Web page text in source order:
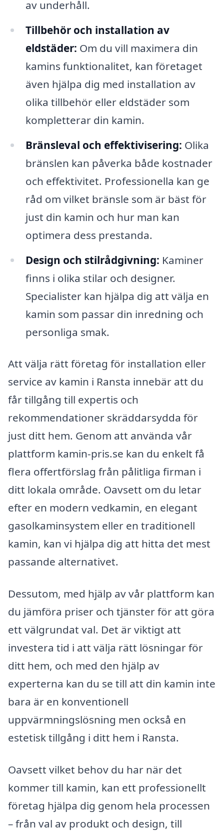
av underhåll.
Tillbehör och installation av
eldstäder: Om du vill maximera din
kamins funktionalitet, kan företaget
även hjälpa dig med installation av
olika tillbehör eller eldstäder som
kompletterar din kamin.
Bränsleval och effektivisering: Olika
bränslen kan påverka både kostnader
och effektivitet. Professionella kan ge
råd om vilket bränsle som är bäst för
just din kamin och hur man kan
optimera dess prestanda.
Design och stilrådgivning: Kaminer
finns i olika stilar och designer.
Specialister kan hjälpa dig att välja en
kamin som passar din inredning och
personliga smak.
Att välja rätt företag för installation eller
service av kamin i Ransta innebär att du
får tillgång till expertis och
rekommendationer skräddarsydda för
just ditt hem. Genom att använda vår
plattform kamin-pris.se kan du enkelt få
flera offertförslag från pålitliga firman i
ditt lokala område. Oavsett om du letar
efter en modern vedkamin, en elegant
gasolkaminsystem eller en traditionell
kamin, kan vi hjälpa dig att hitta det mest
passande alternativet.
Dessutom, med hjälp av vår plattform kan
du jämföra priser och tjänster för att göra
ett välgrundat val. Det är viktigt att
investera tid i att välja rätt lösningar för
ditt hem, och med den hjälp av
experterna kan du se till att din kamin inte
bara är en konventionell
uppvärmningslösning men också en
estetisk tillgång i ditt hem i Ransta.
Oavsett vilket behov du har när det
kommer till kamin, kan ett professionellt
företag hjälpa dig genom hela processen
– från val av produkt och design, till